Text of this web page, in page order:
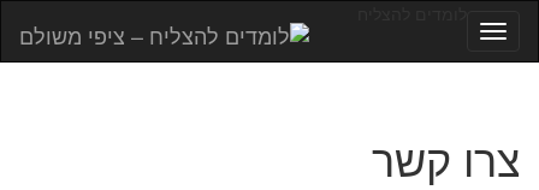
Toggle
navigation
צרו קשר